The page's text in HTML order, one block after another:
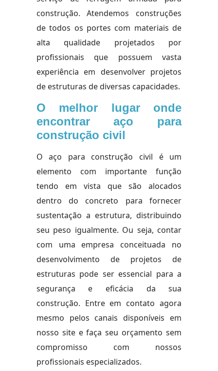
construção. Atendemos construções
de todos os portes com materiais de
alta qualidade projetados por
profissionais que possuem vasta
experiência em desenvolver projetos
de estruturas de diversas capacidades.
O melhor lugar onde
encontrar aço para
construção civil
O aço para construção civil é um
elemento com importante função
tendo em vista que são alocados
dentro do concreto para fornecer
sustentação a estrutura, distribuindo
seu peso igualmente. Ou seja, contar
com uma empresa conceituada no
desenvolvimento de projetos de
estruturas pode ser essencial para a
segurança e eficácia da sua
construção. Entre em contato agora
mesmo pelos canais disponíveis em
nosso site e faça seu orçamento sem
compromisso com nossos
profissionais especializados.